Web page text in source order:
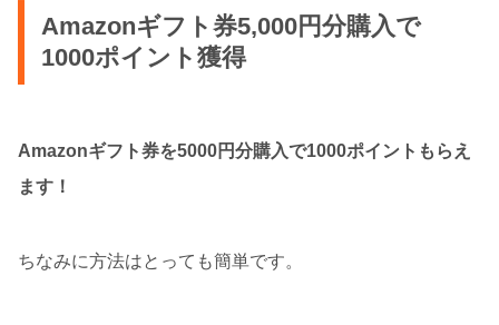
Amazonギフト券5,000円分購入で
1000ポイント獲得
Amazonギフト券を5000円分購入で1000ポイントもらえ
ます！
ちなみに方法はとっても簡単です。